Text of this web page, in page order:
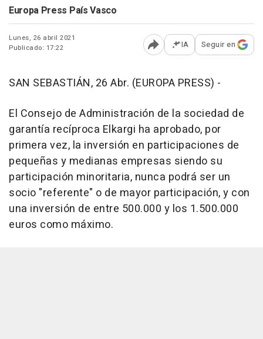
Europa Press País Vasco
Lunes, 26 abril 2021
Publicado: 17:22
Abrir opciones para
IA Seguir en
SAN SEBASTIÁN, 26 Abr. (EUROPA PRESS) -
El Consejo de Administración de la sociedad de
garantía recíproca Elkargi ha aprobado, por
primera vez, la inversión en participaciones de
pequeñas y medianas empresas siendo su
participación minoritaria, nunca podrá ser un
socio "referente" o de mayor participación, y con
una inversión de entre 500.000 y los 1.500.000
euros como máximo.